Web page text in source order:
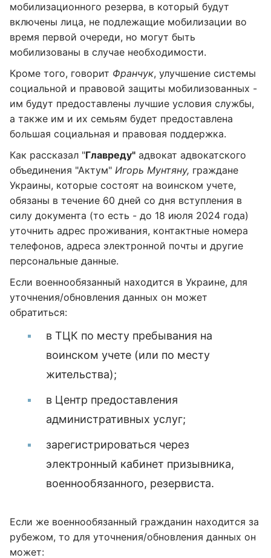
мобилизационного резерва, в который будут
включены лица, не подлежащие мобилизации во
время первой очереди, но могут быть
мобилизованы в случае необходимости.
Кроме того, говорит Франчук, улучшение системы
социальной и правовой защиты мобилизованных -
им будут предоставлены лучшие условия службы,
а также им и их семьям будет предоставлена
большая социальная и правовая поддержка.
Как рассказал "Главреду" адвокат адвокатского
объединения "Актум" Игорь Мунтяну, граждане
Украины, которые состоят на воинском учете,
обязаны в течение 60 дней со дня вступления в
силу документа (то есть - до 18 июля 2024 года)
уточнить адрес проживания, контактные номера
телефонов, адреса электронной почты и другие
персональные данные.
Если военнообязанный находится в Украине, для
уточнения/обновления данных он может
обратиться:
в ТЦК по месту пребывания на
воинском учете (или по месту
жительства);
в Центр предоставления
административных услуг;
зарегистрироваться через
электронный кабинет призывника,
военнообязанного, резервиста.
Если же военнообязанный гражданин находится за
рубежом, то для уточнения/обновления данных он
может: